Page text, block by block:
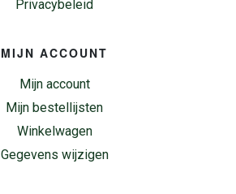
Privacybeleid
MIJN ACCOUNT
Mijn account
Mijn bestellijsten
Winkelwagen
Gegevens wijzigen